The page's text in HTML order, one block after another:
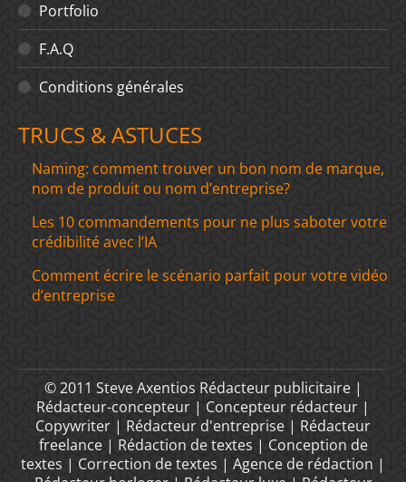
Portfolio
F.A.Q
Conditions générales
TRUCS & ASTUCES
Naming: comment trouver un bon nom de marque,
nom de produit ou nom d’entreprise?
Les 10 commandements pour ne plus saboter votre
crédibilité avec l’IA
Comment écrire le scénario parfait pour votre vidéo
d’entreprise
© 2011 Steve Axentios Rédacteur publicitaire |
Rédacteur-concepteur | Concepteur rédacteur |
Copywriter | Rédacteur d'entreprise | Rédacteur
freelance | Rédaction de textes | Conception de
textes | Correction de textes | Agence de rédaction |